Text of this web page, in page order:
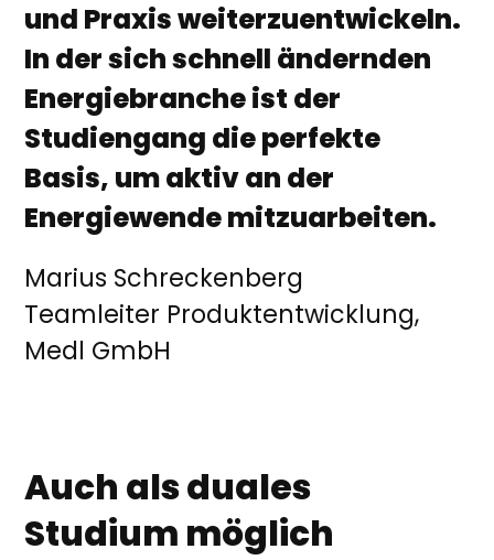
und Praxis weiterzuentwickeln.
In der sich schnell ändernden
Energiebranche ist der
Studiengang die perfekte
Basis, um aktiv an der
Energiewende mitzuarbeiten.
Marius Schreckenberg
Teamleiter Produktentwicklung,
Medl GmbH
Auch als duales
Studium möglich